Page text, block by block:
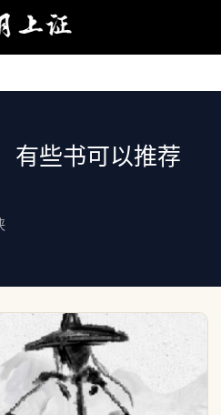
有些书可以推荐